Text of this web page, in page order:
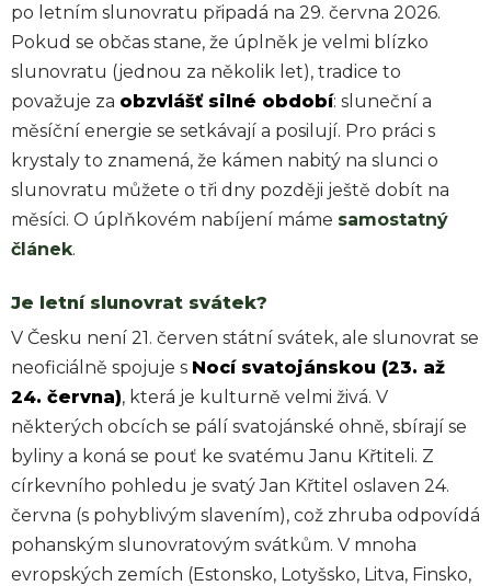
po letním slunovratu připadá na 29. června 2026.
Pokud se občas stane, že úplněk je velmi blízko
slunovratu (jednou za několik let), tradice to
považuje za obzvlášť silné období: sluneční a
měsíční energie se setkávají a posilují. Pro práci s
krystaly to znamená, že kámen nabitý na slunci o
slunovratu můžete o tři dny později ještě dobít na
měsíci. O úplňkovém nabíjení máme samostatný
článek.
Je letní slunovrat svátek?
V Česku není 21. červen státní svátek, ale slunovrat se
neoficiálně spojuje s Nocí svatojánskou (23. až
24. června), která je kulturně velmi živá. V
některých obcích se pálí svatojánské ohně, sbírají se
byliny a koná se pouť ke svatému Janu Křtiteli. Z
církevního pohledu je svatý Jan Křtitel oslaven 24.
června (s pohyblivým slavením), což zhruba odpovídá
pohanským slunovratovým svátkům. V mnoha
evropských zemích (Estonsko, Lotyšsko, Litva, Finsko,